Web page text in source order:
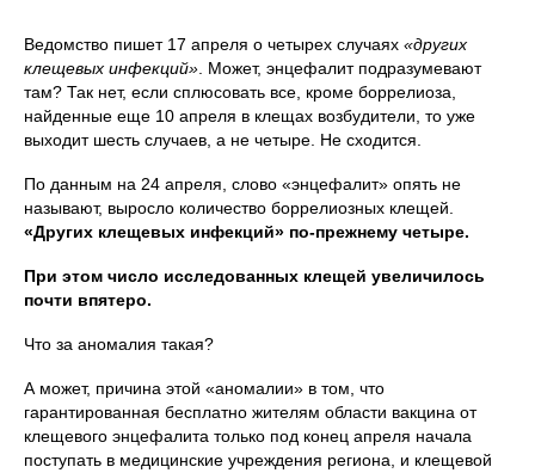
Ведомство пишет 17 апреля о четырех случаях «других
клещевых инфекций» . Может, энцефалит подразумевают
там? Так нет, если сплюсовать все, кроме боррелиоза,
найденные еще 10 апреля в клещах возбудители, то уже
выходит шесть случаев, а не четыре. Не сходится.
По данным на 24 апреля, слово «энцефалит» опять не
называют, выросло количество боррелиозных клещей.
«Других клещевых инфекций» по-прежнему четыре.
При этом число исследованных клещей увеличилось
почти впятеро.
Что за аномалия такая?
А может, причина этой «аномалии» в том, что
гарантированная бесплатно жителям области вакцина от
клещевого энцефалита только под конец апреля начала
поступать в медицинские учреждения региона, и клещевой